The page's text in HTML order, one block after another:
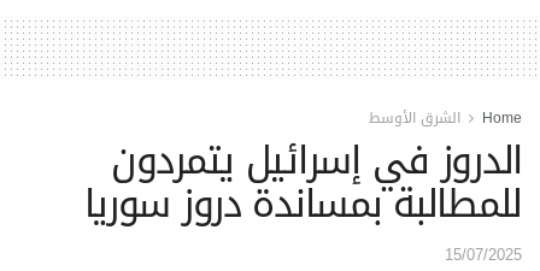
Home الشرق الأوسط
الدروز في إسرائيل يتمردون
للمطالبة بمساندة دروز سوريا
15/07/2025